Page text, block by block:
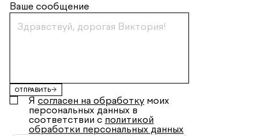
Ваше сообщение
Я согласен на обработку моих
персональных данных в
соответствии с политикой
обработки персональных данных
ОТПРАВИТЬ